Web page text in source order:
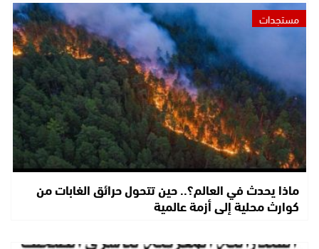
مستجدات
ماذا يحدث في العالم؟.. حين تتحول حرائق الغابات من
كوارث محلية إلى أزمة عالمية